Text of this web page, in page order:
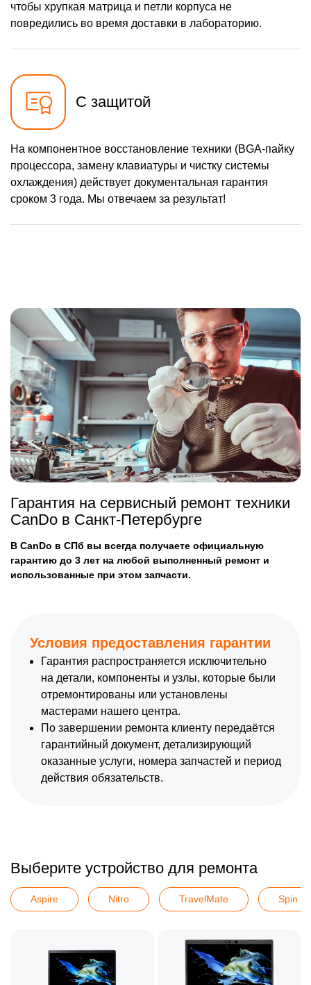
чтобы хрупкая матрица и петли корпуса не
повредились во время доставки в лабораторию.
С защитой
На компонентное восстановление техники (BGA-пайку
процессора, замену клавиатуры и чистку системы
охлаждения) действует документальная гарантия
сроком 3 года. Мы отвечаем за результат!
Гарантия на сервисный ремонт техники
CanDo в Санкт-Петербурге
В CanDo в СПб вы всегда получаете официальную
гарантию до 3 лет на любой выполненный ремонт и
использованные при этом запчасти.
Условия предоставления гарантии
Гарантия распространяется исключительно
на детали, компоненты и узлы, которые были
отремонтированы или установлены
мастерами нашего центра.
По завершении ремонта клиенту передаётся
гарантийный документ, детализирующий
оказанные услуги, номера запчастей и период
действия обязательств.
Выберите устройство для ремонта
Aspire Nitro TravelMate Spin